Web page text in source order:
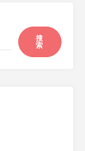
搜
索